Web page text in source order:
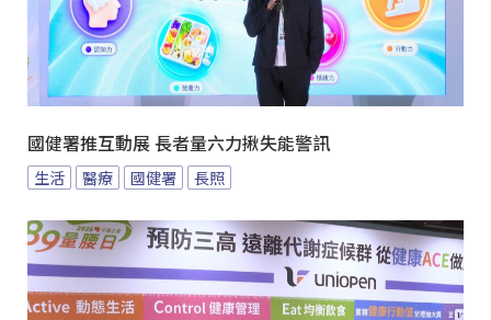
國健署推互動展 長者量六力揪失能警訊
生活 醫療 國健署 長照